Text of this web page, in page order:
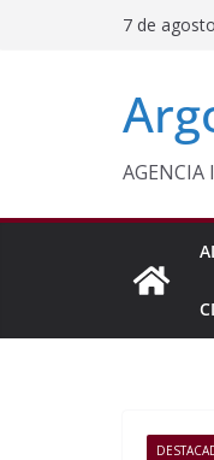
7 de
AGENCIA